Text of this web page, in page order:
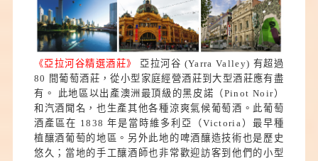
《亞拉河谷精選酒莊》
亞拉河谷 (Yarra Valley) 有超過
80 間葡萄酒莊，從小型家庭經營酒莊到大型酒莊應有盡
有。 此地區以出產澳洲最頂級的黑皮諾（Pinot Noir）
和汽酒聞名，也生產其他各種涼爽氣候葡萄酒。此葡萄
酒產區在 1838 年是當時維多利亞（Victoria）最早種
植釀酒葡萄的地區。另外此地 的啤酒釀造技術也是歷史
悠久；當地的手工釀酒師也非常歡迎訪客到他們的小型